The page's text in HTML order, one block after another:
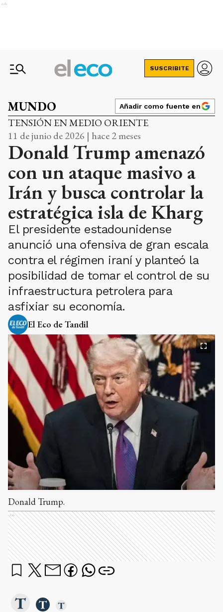
Ads
SUSCRIBITE
MUNDO Añadir como fuente en
TENSIÓN EN MEDIO ORIENTE
11 de junio de 2026 | hace 2 meses
Donald Trump amenazó
con un ataque masivo a
Irán y busca controlar la
estratégica isla de Kharg
El presidente estadounidense
anunció una ofensiva de gran escala
contra el régimen iraní y planteó la
posibilidad de tomar el control de su
infraestructura petrolera para
asfixiar su economía.
El Eco de Tandil
Donald Trump.
Ads